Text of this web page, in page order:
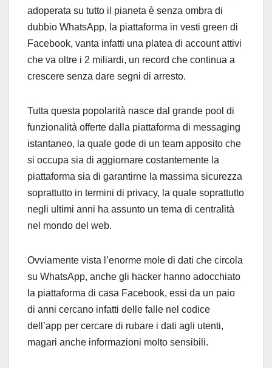
adoperata su tutto il pianeta è senza ombra di
dubbio WhatsApp, la piattaforma in vesti green di
Facebook, vanta infatti una platea di account attivi
che va oltre i 2 miliardi, un record che continua a
crescere senza dare segni di arresto.
Tutta questa popolarità nasce dal grande pool di
funzionalità offerte dalla piattaforma di messaging
istantaneo, la quale gode di un team apposito che
si occupa sia di aggiornare costantemente la
piattaforma sia di garantirne la massima sicurezza
soprattutto in termini di privacy, la quale soprattutto
negli ultimi anni ha assunto un tema di centralità
nel mondo del web.
Ovviamente vista l’enorme mole di dati che circola
su WhatsApp, anche gli hacker hanno adocchiato
la piattaforma di casa Facebook, essi da un paio
di anni cercano infatti delle falle nel codice
dell’app per cercare di rubare i dati agli utenti,
magari anche informazioni molto sensibili.